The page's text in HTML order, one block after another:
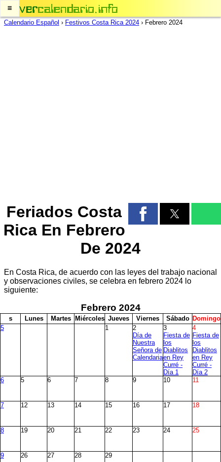
≡
Calendario Español › Festivos Costa Rica 2024 › Febrero 2024
Feriados Costa
Rica En Febrero
De 2024
En Costa Rica, de acuerdo con las leyes del trabajo nacional
y observaciones civiles, se celebra en febrero 2024 lo
siguiente:
Febrero 2024
s Lunes Martes Miércoles Jueves Viernes Sábado Domingo
5
1
2
Día de
Nuestra
Señora de
Calendaria
3
Fiesta de
los
Diablitos
en Rey
Curré -
Día 1
4
Fiesta de
los
Diablitos
en Rey
Curré -
Día 2
6
5 6 7 8 9 10 11
7 12 13 14 15 16 17 18
8 19 20 21 22 23 24 25
9 26 27 28 29